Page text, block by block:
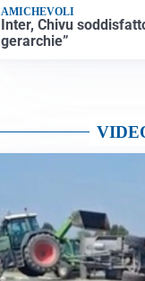
AMICHEVOLI
Inter, Chivu
gerarchie”